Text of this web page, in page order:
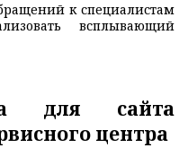
к специалистам
всплывающий
для сайта
центра